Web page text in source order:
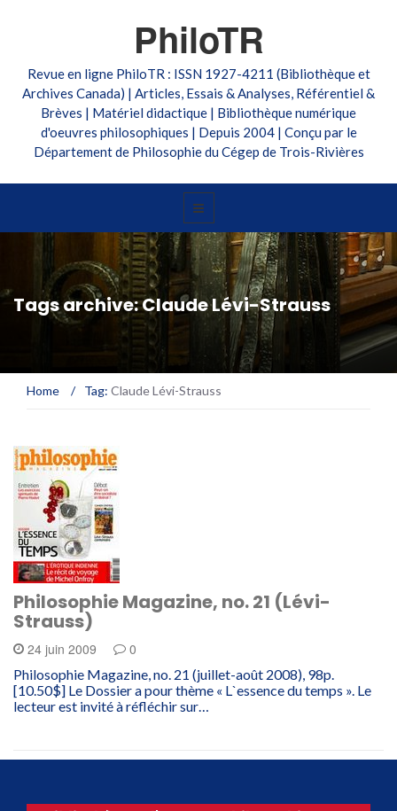
PhiloTR
Revue en ligne PhiloTR : ISSN 1927-4211 (Bibliothèque et
Archives Canada) | Articles, Essais & Analyses, Référentiel &
Brèves | Matériel didactique | Bibliothèque numérique
d'oeuvres philosophiques | Depuis 2004 | Conçu par le
Département de Philosophie du Cégep de Trois-Rivières
Tags archive: Claude Lévi-Strauss
Home / Tag: Claude Lévi-Strauss
Philosophie Magazine, no. 21 (Lévi-
Strauss)
24 juin 2009 0
Philosophie Magazine, no. 21 (juillet-août 2008), 98p.
[10.50$] Le Dossier a pour thème « L`essence du temps ». Le
lecteur est invité à réfléchir sur…